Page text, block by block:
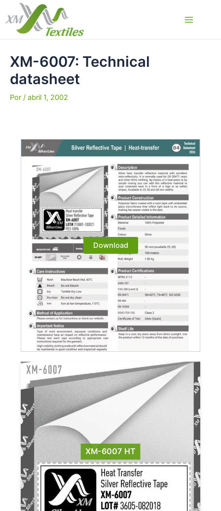
contenido
XM-6007: Technical
datasheet
Por / abril 1, 2002
Download
XM-6007 HT